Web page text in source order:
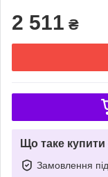
2 511 ₴
Що таке
Замовлення